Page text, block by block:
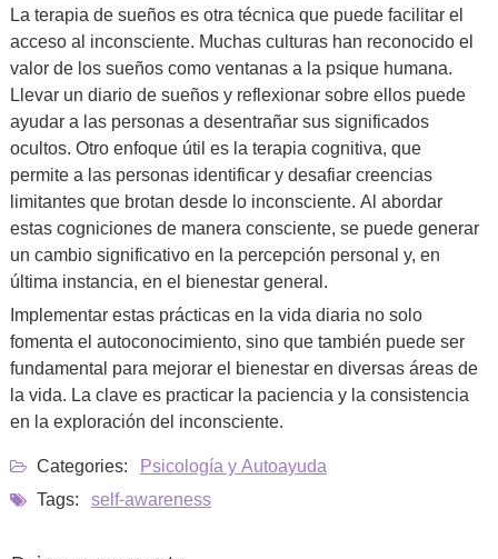
La terapia de sueños es otra técnica que puede facilitar el
acceso al inconsciente. Muchas culturas han reconocido el
valor de los sueños como ventanas a la psique humana.
Llevar un diario de sueños y reflexionar sobre ellos puede
ayudar a las personas a desentrañar sus significados
ocultos. Otro enfoque útil es la terapia cognitiva, que
permite a las personas identificar y desafiar creencias
limitantes que brotan desde lo inconsciente. Al abordar
estas cogniciones de manera consciente, se puede generar
un cambio significativo en la percepción personal y, en
última instancia, en el bienestar general.
Implementar estas prácticas en la vida diaria no solo
fomenta el autoconocimiento, sino que también puede ser
fundamental para mejorar el bienestar en diversas áreas de
la vida. La clave es practicar la paciencia y la consistencia
en la exploración del inconsciente.
Categories: Psicología y Autoayuda
Tags: self-awareness